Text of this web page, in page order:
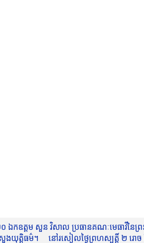
កឧត្តម សួន វិសាល ប្រធានគណៈមេធាវីនៃព្រះ
សួងយុត្តិធម៌។ នៅរសៀលថ្ងៃព្រហស្បត្តិ៍ ២ រោច